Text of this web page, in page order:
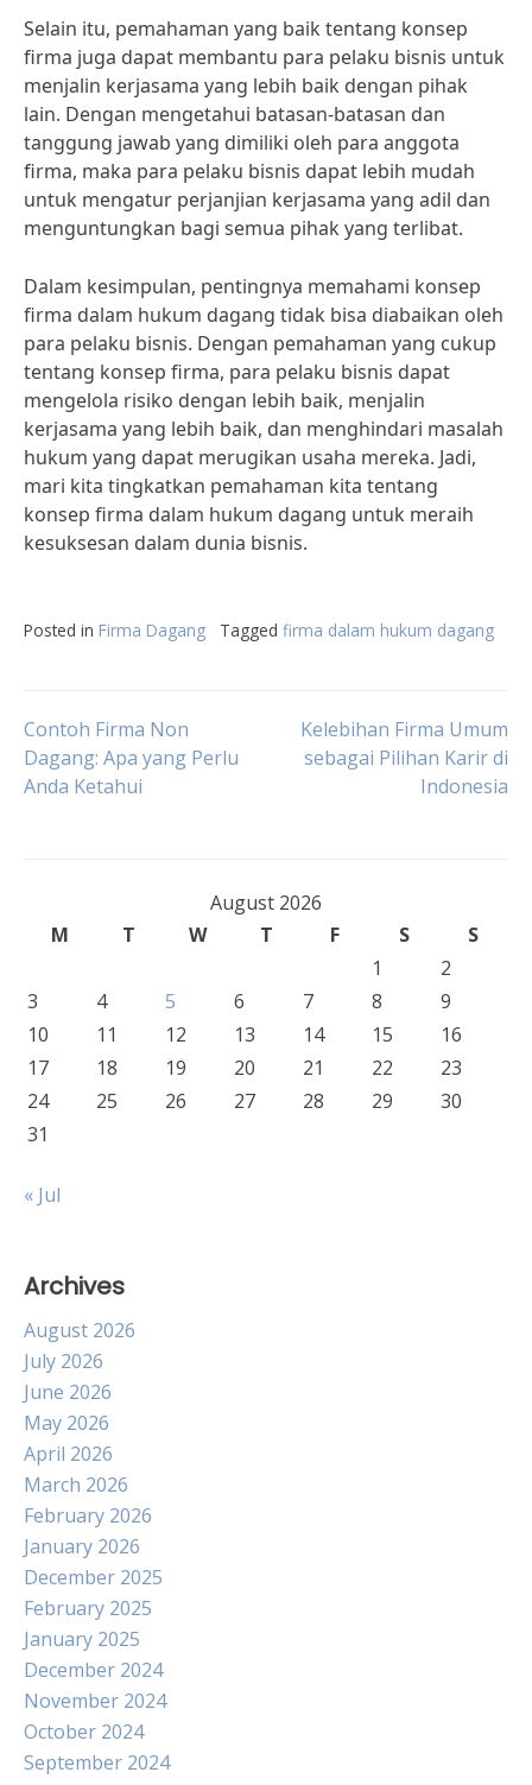
Selain itu, pemahaman yang baik tentang konsep
firma juga dapat membantu para pelaku bisnis untuk
menjalin kerjasama yang lebih baik dengan pihak
lain. Dengan mengetahui batasan-batasan dan
tanggung jawab yang dimiliki oleh para anggota
firma, maka para pelaku bisnis dapat lebih mudah
untuk mengatur perjanjian kerjasama yang adil dan
menguntungkan bagi semua pihak yang terlibat.
Dalam kesimpulan, pentingnya memahami konsep
firma dalam hukum dagang tidak bisa diabaikan oleh
para pelaku bisnis. Dengan pemahaman yang cukup
tentang konsep firma, para pelaku bisnis dapat
mengelola risiko dengan lebih baik, menjalin
kerjasama yang lebih baik, dan menghindari masalah
hukum yang dapat merugikan usaha mereka. Jadi,
mari kita tingkatkan pemahaman kita tentang
konsep firma dalam hukum dagang untuk meraih
kesuksesan dalam dunia bisnis.
Posted in Firma Dagang Tagged firma dalam hukum dagang
Post
navigation
Contoh Firma Non
Dagang: Apa yang Perlu
Anda Ketahui
Kelebihan Firma Umum
sebagai Pilihan Karir di
Indonesia
August 2026
M
T W T F S
S
1
2
3
4 5 6 7 8
9
10
11 12 13 14 15
16
17
18 19 20 21 22
23
24
25 26 27 28 29
30
31
« Jul
Archives
August 2026
July 2026
June 2026
May 2026
April 2026
March 2026
February 2026
January 2026
December 2025
February 2025
January 2025
December 2024
November 2024
October 2024
September 2024